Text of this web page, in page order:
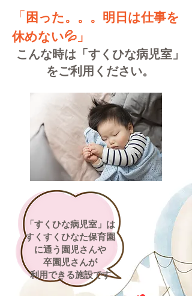
「 困った。。。明日は仕事を
休めない💦」
こんな時は「すくひな病児室」
をご利用ください。
「すくひな病児室」は
すくすくひなた保育園
に通う園児さんや
卒園児さんが
利用できる施設です